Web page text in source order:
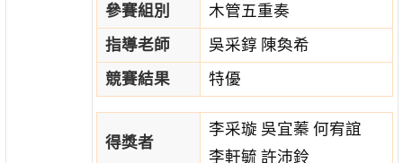
參賽組別
木管五重奏
指導老師
吳采錞 陳奐希
競賽結果
特優
得獎者
李采璇 吳宜蓁 何宥誼
李軒毓 許沛鈴